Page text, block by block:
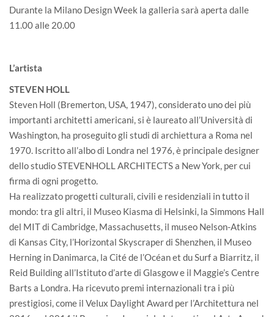
Durante la Milano Design Week la galleria sarà aperta dalle
11.00 alle 20.00
L’artista
STEVEN HOLL
Steven Holl (Bremerton, USA, 1947), considerato uno dei più
importanti architetti americani, si è laureato all’Università di
Washington, ha proseguito gli studi di archiettura a Roma nel
1970. Iscritto all’albo di Londra nel 1976, è principale designer
dello studio STEVENHOLL ARCHITECTS a New York, per cui
firma di ogni progetto.
Ha realizzato progetti culturali, civili e residenziali in tutto il
mondo: tra gli altri, il Museo Kiasma di Helsinki, la Simmons Hall
del MIT di Cambridge, Massachusetts, il museo Nelson-Atkins
di Kansas City, l’Horizontal Skyscraper di Shenzhen, il Museo
Herning in Danimarca, la Cité de l’Océan et du Surf a Biarritz, il
Reid Building all’Istituto d’arte di Glasgow e il Maggie’s Centre
Barts a Londra. Ha ricevuto premi internazionali tra i più
prestigiosi, come il Velux Daylight Award per l’Architettura nel